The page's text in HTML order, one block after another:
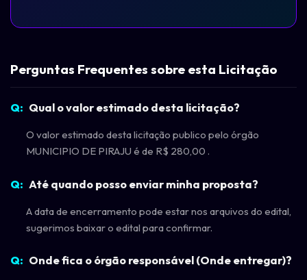
Perguntas Frequentes sobre esta Licitação
Qual o valor estimado desta licitação?
O valor estimado desta licitação publico pelo órgão
MUNICIPIO DE PIRAJU é de R$ 280,00 .
Até quando posso enviar minha proposta?
A data de encerramento pode estar nos arquivos do edital,
sugerimos baixar o edital para confirmar.
Onde fica o órgão responsável (Onde entregar)?